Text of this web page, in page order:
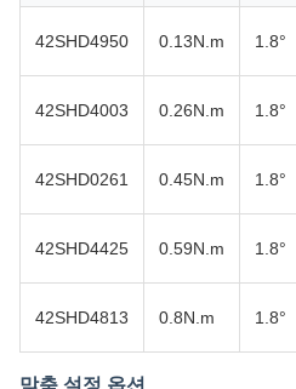
42SHD4950 0.13N.m 1.8°
42SHD4003 0.26N.m 1.8°
42SHD0261 0.45N.m 1.8°
42SHD4425 0.59N.m 1.8°
42SHD4813 0.8N.m 1.8°
맞춤 설정 옵션